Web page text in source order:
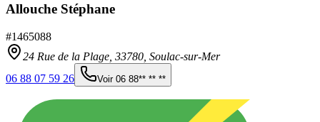
Allouche Stéphane
#1465088
24 Rue de la Plage, 33780 Soulac-sur-Mer
06 88 07 59 26
Voir 06 88** ** **